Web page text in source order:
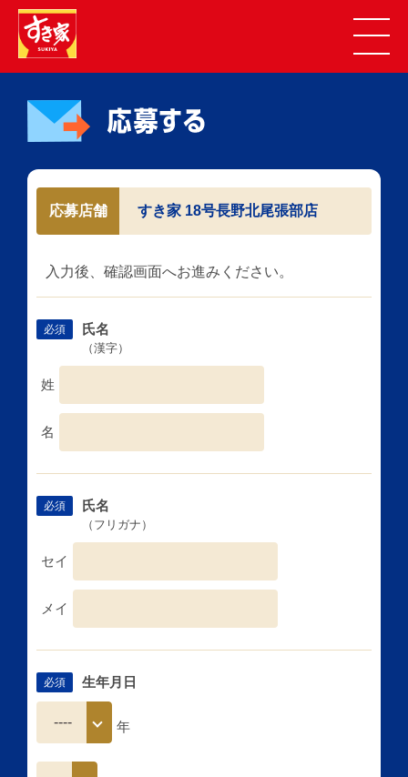
応募店舗 すき家 18号長野北尾張部店
入力後、確認画面へお進みください。
必須 氏名
（漢字）
姓
名
必須 氏名
（フリガナ）
セイ
メイ
必須 生年月日
年